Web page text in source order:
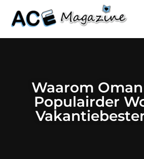
Waarom
Populairder